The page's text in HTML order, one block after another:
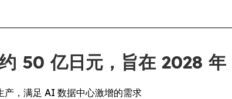
50 亿日元，旨在 2028 年
产，满足 AI 数据中心激增的需求